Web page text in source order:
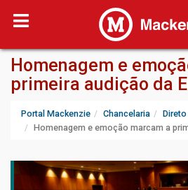
Homenagem e
primeira audição da
Portal Mackenzie Chancelaria
Homenagem e emoção marcam a